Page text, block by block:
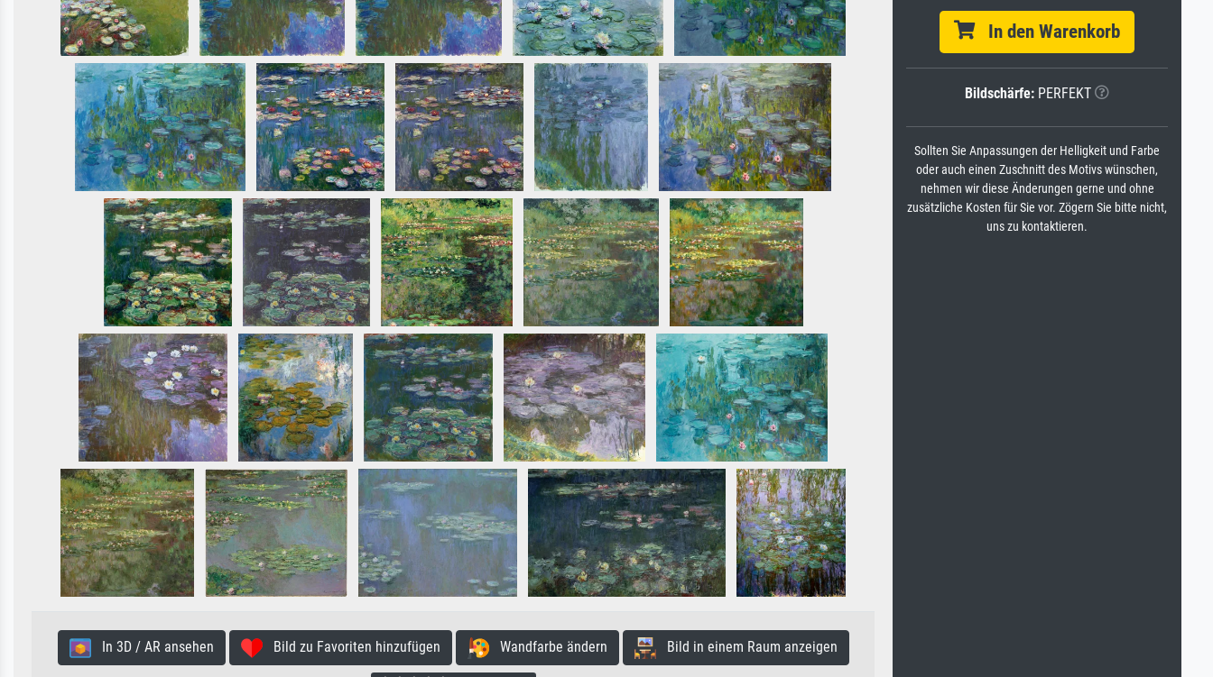
In 3D / AR ansehen Bild zu Favoriten hinzufügen Wandfarbe ändern Bild in einem Raum anzeigen
In den Warenkorb
Bildschärfe: PERFEKT
Sollten Sie Anpassungen der Helligkeit und Farbe
oder auch einen Zuschnitt des Motivs wünschen,
nehmen wir diese Änderungen gerne und ohne
zusätzliche Kosten für Sie vor. Zögern Sie bitte nicht,
uns zu kontaktieren.